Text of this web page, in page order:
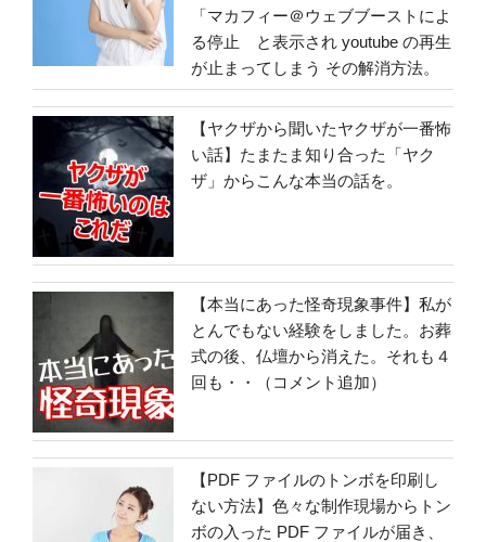
「マカフィー＠ウェブブーストによ
る停止 と表示され youtube の再生
が止まってしまう その解消方法。
【ヤクザから聞いたヤクザが一番怖
い話】たまたま知り合った「ヤク
ザ」からこんな本当の話を。
【本当にあった怪奇現象事件】私が
とんでもない経験をしました。お葬
式の後、仏壇から消えた。それも４
回も・・（コメント追加）
【PDF ファイルのトンボを印刷し
ない方法】色々な制作現場からトン
ボの入った PDF ファイルが届き、